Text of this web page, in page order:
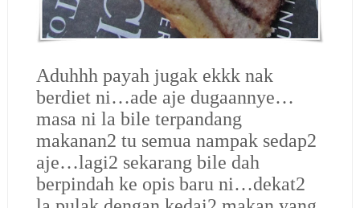
Aduhhh payah jugak ekkk nak
berdiet ni…ade aje dugaannye…
masa ni la bile terpandang
makanan2 tu semua nampak sedap2
aje…lagi2 sekarang bile dah
berpindah ke opis baru ni…dekat2